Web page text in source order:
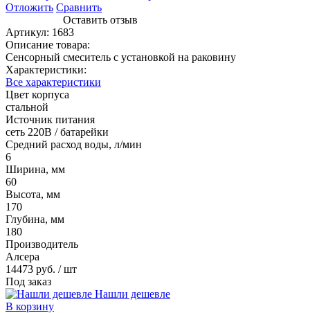
Отложить Сравнить
Оставить отзыв
Артикул: 1683
Описание товара:
Сенсорный смеситель с установкой на раковину
Характеристики:
Все характеристики
Цвет корпуса
стальной
Источник питания
сеть 220В / батарейки
Средний расход воды, л/мин
6
Ширина, мм
60
Высота, мм
170
Глубина, мм
180
Производитель
Алсера
14473 руб. / шт
Под заказ
Нашли дешевле
В корзину